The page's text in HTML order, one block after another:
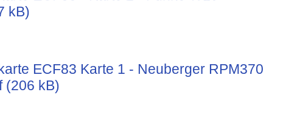
kB)
ECF83 Karte 1 - Neuberger RPM370
(206 kB)